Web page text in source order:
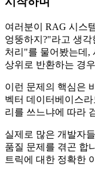
여러분이 RAG 시스
엉뚱하지?"라고 생각
처리"를 물어봤는데,
상위로 반환하는 경
이런 문제의 핵심은
벡터 데이터베이스
리를 쓰느냐에 따라
실제로 많은 개발자
품질 문제를 겪곤 합
트릭에 대한 정확한